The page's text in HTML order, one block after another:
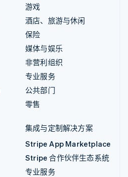
游戏
酒店、旅游与休闲
保险
媒体与娱乐
非营利组织
专业服务
公共部门
零售
集成与定制解决方案
Stripe App Marketplace
Stripe 合作伙伴生态系统
专业服务